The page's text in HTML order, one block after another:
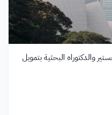
سيدني 2027 للماجستير والدكتوراه البحثية بتمويل